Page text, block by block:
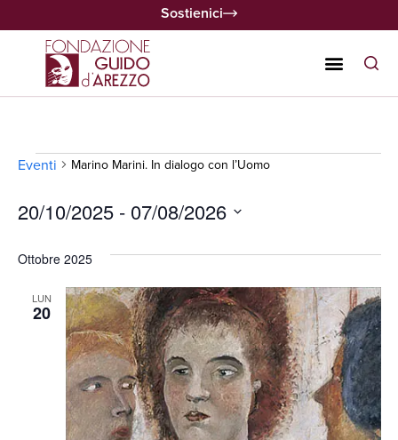
Sostienici
Eventi Marino Marini. In dialogo con l’Uomo
20/10/2025 - 07/08/2026
data.
Ottobre 2025
LUN
20